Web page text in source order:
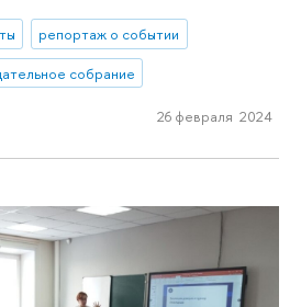
репортаж о событии
собрание
26 февраля 2024